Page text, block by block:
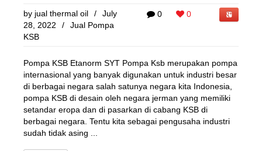
0 0
by jual thermal oil /
July
28, 2022
/
Jual Pompa
KSB
Pompa KSB Etanorm SYT Pompa Ksb merupakan pompa
internasional yang banyak digunakan untuk industri besar
di berbagai negara salah satunya negara kita Indonesia,
pompa KSB di desain oleh negara jerman yang memiliki
setandar eropa dan di pasarkan di cabang KSB di
berbagai negara. Tentu kita sebagai pengusaha industri
sudah tidak asing ...